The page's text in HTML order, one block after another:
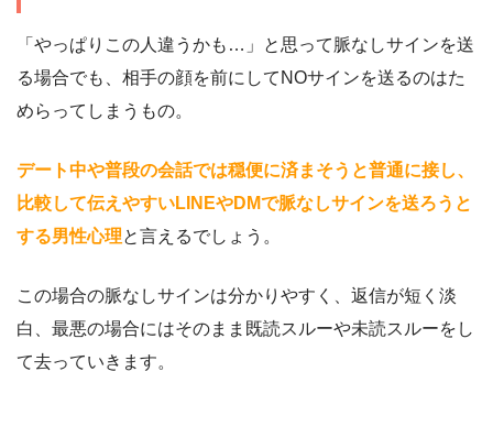
「やっぱりこの人違うかも…」と思って脈なしサインを送
る場合でも、相手の顔を前にしてNOサインを送るのはた
めらってしまうもの。
デート中や普段の会話では穏便に済まそうと普通に接し、
比較して伝えやすいLINEやDMで脈なしサインを送ろうと
する男性心理と言えるでしょう。
この場合の脈なしサインは分かりやすく、返信が短く淡
白、最悪の場合にはそのまま既読スルーや未読スルーをし
て去っていきます。